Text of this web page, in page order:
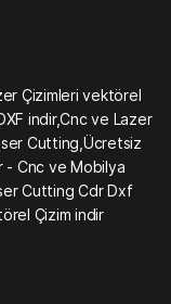
Çizimleri vektörel
indir,Cnc ve Lazer
Cutting,Ücretsiz
- Cnc ve Mobilya
Cutting Cdr Dxf
Çizim indir